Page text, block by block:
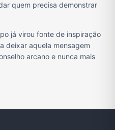
quem precisa demonstrar
já virou fonte de inspiração
deixar aquela mensagem
arcano e nunca mais